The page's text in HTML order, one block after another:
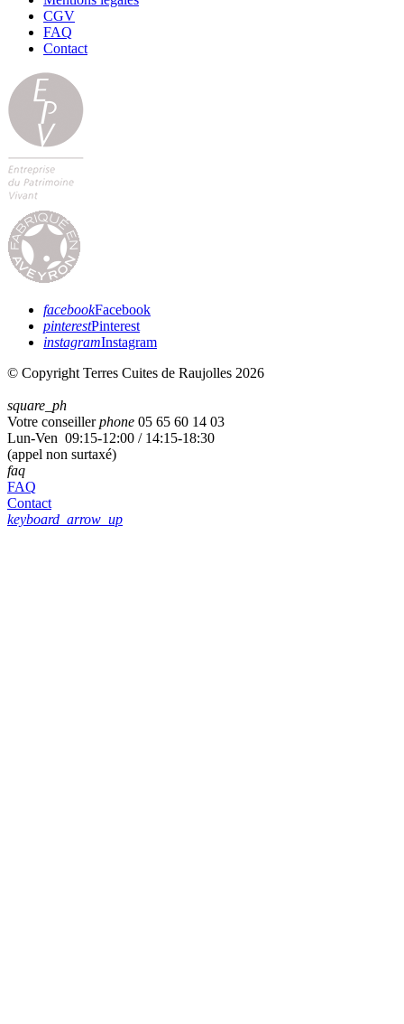
CGV
FAQ
Contact
facebookFacebook
pinterestPinterest
instagramInstagram
© Copyright Terres Cuites de Raujolles 2026
square_ph
Votre conseillerphone 05 65 60 14 03
Lun-Ven 09:15-12:00 / 14:15-18:30
(appel non surtaxé)
faq
FAQ
Contact
keyboard_arrow_up